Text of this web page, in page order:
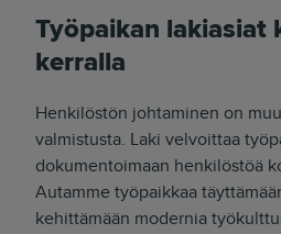
Työpaikan lakiasiat
kerralla
Henkilöstön johtaminen on
valmistusta. Laki velvoittaa
dokumentoimaan henkilöstöä
Autamme työpaikkaa
kehittämään modernia